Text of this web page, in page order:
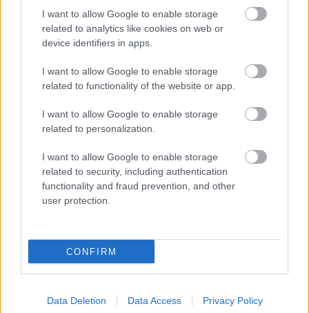
I want to allow Google to enable storage
related to analytics like cookies on web or
device identifiers in apps.
I want to allow Google to enable storage
related to functionality of the website or app.
I want to allow Google to enable storage
related to personalization.
I want to allow Google to enable storage
related to security, including authentication
functionality and fraud prevention, and other
user protection.
CONFIRM
Data Deletion Data Access Privacy Policy
Hakkinen megtartaná a Norris-Piastri párost a
McLarennél, nem borítaná fel Verstappenért
2 napja
Malajziában